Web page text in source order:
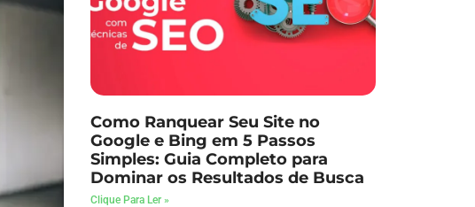
Como Ranquear Seu Site no
Google e Bing em 5 Passos
Simples: Guia Completo para
Dominar os Resultados de Busca
Clique Para Ler »